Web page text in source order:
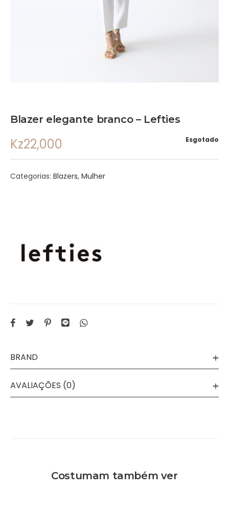
Blazer elegante branco – Lefties
Esgotado
Kz22,000
Categorias: Blazers, Mulher
BRAND
AVALIAÇÕES (0)
Costumam também ver